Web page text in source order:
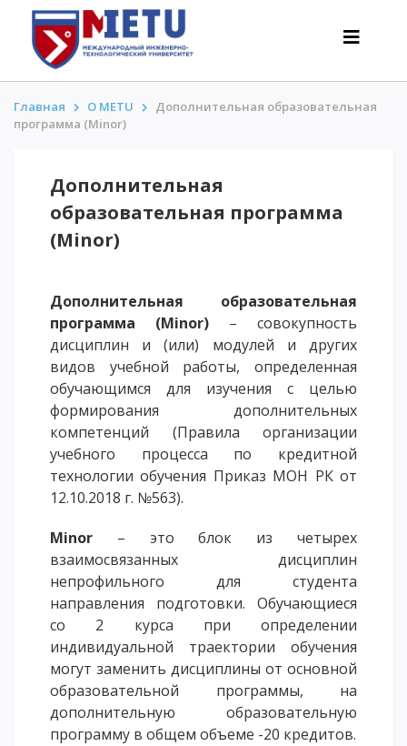
Сценарии поступления-2026
Все о поступлении
Гранты
Стоимость обучения
Скидки и льготы
Меньше 50 баллов/Без ЕНТ
ИНТЕРЕСНОЕ
Напутствие
Международная программа АССА
Проживание и общежития
International studying
METU Courses
ОБРАЗОВАТЕЛЬНЫЕ ПРОГРАММЫ
Колледж
Бакалавриат
Магистратура
Докторантура
Главная О METU
Дополнительная образовательная
программа (Minor)
Дополнительная
образовательная программа
(Minor)
Дополнительная образовательная
программа (Minor) – совокупность
дисциплин и (или) модулей и других
видов учебной работы, определенная
обучающимся для изучения с целью
формирования дополнительных
компетенций (Правила организации
учебного процесса по кредитной
технологии обучения Приказ МОН РК от
12.10.2018 г. №563).
Minor – это блок из четырех
взаимосвязанных дисциплин
непрофильного для студента
направления подготовки. Обучающиеся
со 2 курса при определении
индивидуальной траектории обучения
могут заменить дисциплины от основной
образовательной программы, на
дополнительную образовательную
программу в общем объеме -20 кредитов.